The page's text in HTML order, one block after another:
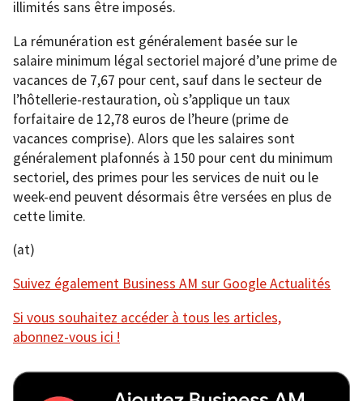
illimités sans être imposés.
La rémunération est généralement basée sur le
salaire minimum légal sectoriel majoré d’une prime de
vacances de 7,67 pour cent, sauf dans le secteur de
l’hôtellerie-restauration, où s’applique un taux
forfaitaire de 12,78 euros de l’heure (prime de
vacances comprise). Alors que les salaires sont
généralement plafonnés à 150 pour cent du minimum
sectoriel, des primes pour les services de nuit ou le
week-end peuvent désormais être versées en plus de
cette limite.
(at)
Suivez également Business AM sur Google Actualités
Si vous souhaitez accéder à tous les articles,
abonnez-vous ici !